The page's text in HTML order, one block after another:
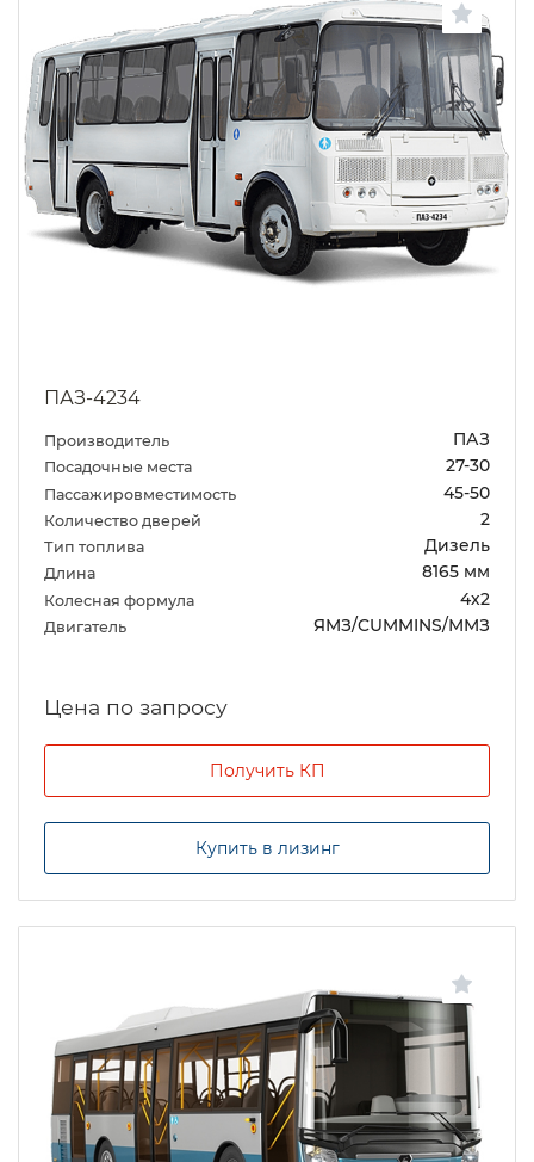
ПАЗ-4234
Производитель ПАЗ
Посадочные места 27-30
Пассажировместимость 45-50
Количество дверей 2
Тип топлива Дизель
Длина 8165 мм
Колесная формула 4х2
Двигатель ЯМЗ/CUMMINS/ММЗ
Цена по запросу
Получить КП
Купить в лизинг